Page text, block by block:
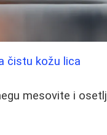
čistu kožu lica
mesovite i